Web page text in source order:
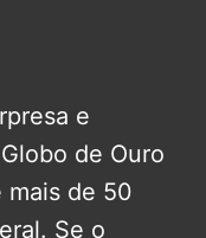
e
de Ouro
mais de 50
Se o